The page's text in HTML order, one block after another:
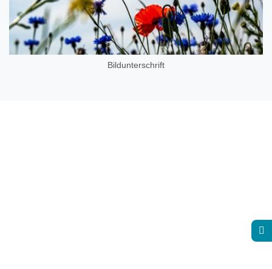
Bildunterschrift